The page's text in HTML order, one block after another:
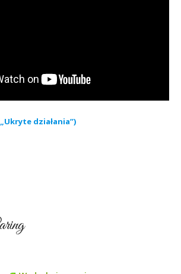
działania”)